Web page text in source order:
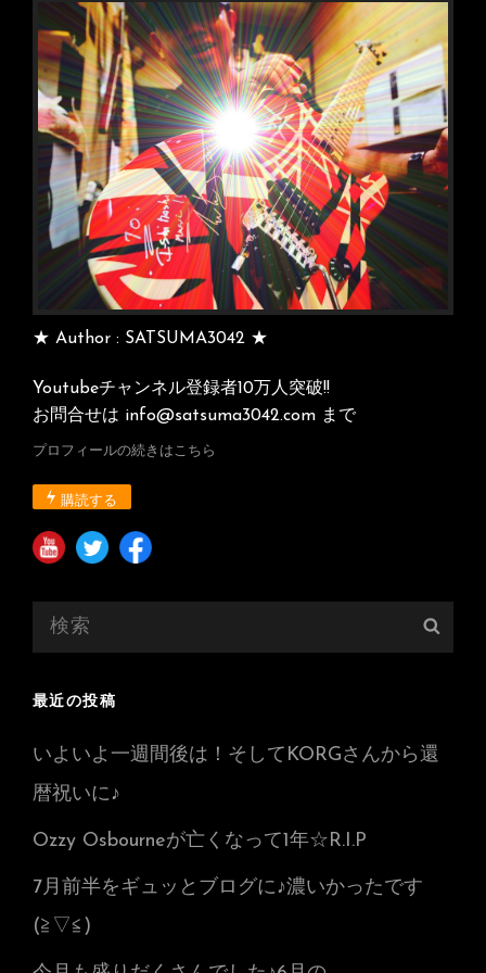
シ
ョ
ン
★ Author : SATSUMA3042 ★
Youtubeチャンネル登録者10万人突破!!
お問合せは info@satsuma3042.com まで
プロフィールの続きはこちら
購読する
最近の投稿
いよいよ一週間後は！そしてKORGさんから還
暦祝いに♪
Ozzy Osbourneが亡くなって1年☆R.I.P
7月前半をギュッとブログに♪濃いかったです
(≧▽≦)